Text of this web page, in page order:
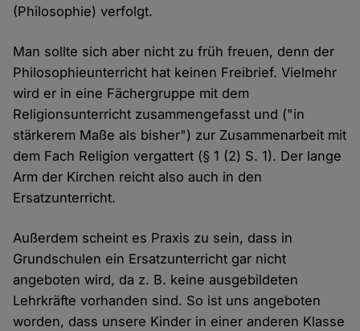
(Philosophie) verfolgt.
Man sollte sich aber nicht zu früh freuen, denn der
Philosophieunterricht hat keinen Freibrief. Vielmehr
wird er in eine Fächergruppe mit dem
Religionsunterricht zusammengefasst und ("in
stärkerem Maße als bisher") zur Zusammenarbeit mit
dem Fach Religion vergattert (§ 1 (2) S. 1). Der lange
Arm der Kirchen reicht also auch in den
Ersatzunterricht.
Außerdem scheint es Praxis zu sein, dass in
Grundschulen ein Ersatzunterricht gar nicht
angeboten wird, da z. B. keine ausgebildeten
Lehrkräfte vorhanden sind. So ist uns angeboten
worden, dass unsere Kinder in einer anderen Klasse